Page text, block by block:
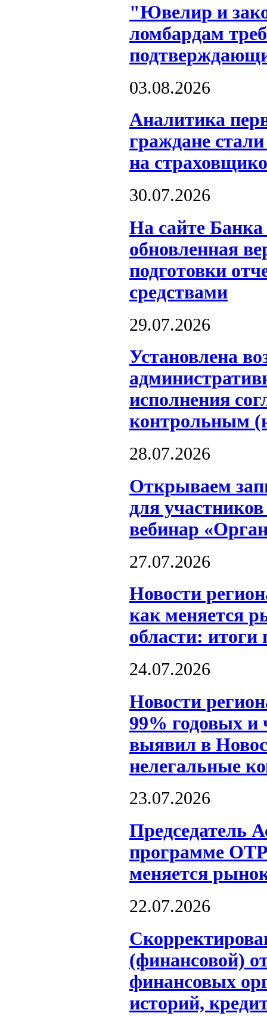
"Ювелир и
ломбардам
03.08.2026
Аналитика
граждане
на
30.07.2026
На сайте
обновленная
подготовки
средствами
29.07.2026
Установлена
исполнения
контрольным
28.07.2026
Открываем
для
вебинар
27.07.2026
Новости
как меняется
области: итоги
24.07.2026
Новости
99% годовых и
выявил в
нелегальные
23.07.2026
Председатель
программе
меняется
22.07.2026
(финансовой)
финансовых
историй,